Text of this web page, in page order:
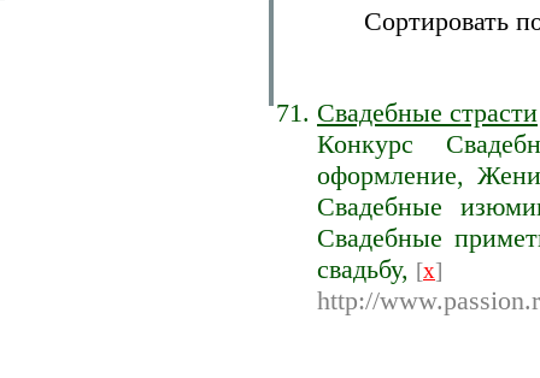
Сортировать
Свадебные страсти
Конкурс
оформление,
Свадебные
Свадебные
свадьбу, [x]
http://